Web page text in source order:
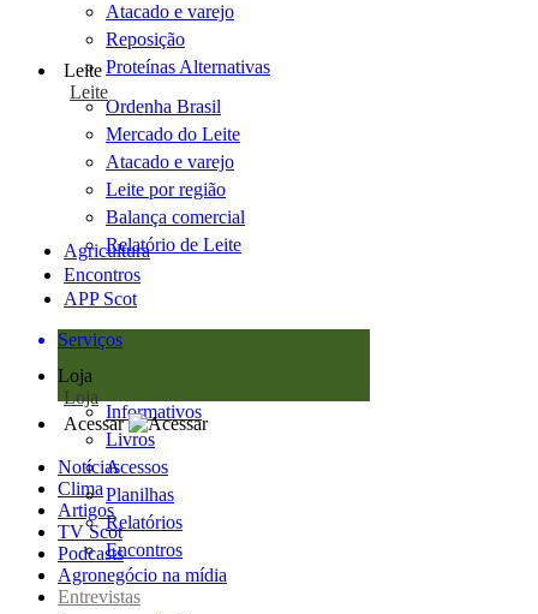
Atacado e varejo
Reposição
Proteínas Alternativas
Leite
Leite
Ordenha Brasil
Mercado do Leite
Atacado e varejo
Leite por região
Balança comercial
Relatório de Leite
Agricultura
Encontros
APP Scot
Serviços
Loja
Loja
Informativos
Livros
Acessos
Planilhas
Relatórios
Encontros
Acessar
Notícias
Clima
Artigos
TV Scot
Podcasts
Agronegócio na mídia
Entrevistas